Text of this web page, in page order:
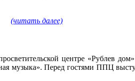
(читать далее)
центре «Рублев
музыка». Перед гостями ППЦ